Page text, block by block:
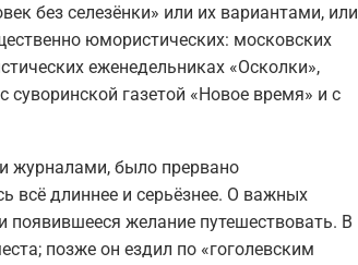
без селезёнки» или их вариантами, или
юмористических: московских
еженедельниках «Осколки»,
суворинской газетой «Новое время» и с
журналами, было прервано
всё длиннее и серьёзнее. О важных
появившееся желание путешествовать. В
позже он ездил по «гоголевским